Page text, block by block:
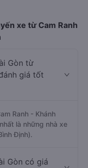
xe từ Cam Ranh
Gòn từ
giá tốt
Ranh - Khánh
là những nhà xe
Định).
Gòn có giá